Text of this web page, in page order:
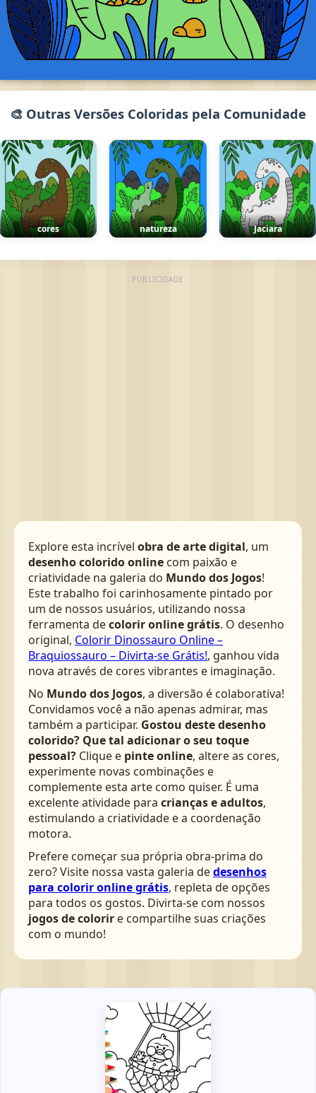
🎨 Outras Versões Coloridas pela Comunidade
cores natureza Jaciara
PUBLICIDADE
Explore esta incrível obra de arte digital, um
desenho colorido online com paixão e
criatividade na galeria do Mundo dos Jogos!
Este trabalho foi carinhosamente pintado por
um de nossos usuários, utilizando nossa
ferramenta decolorir online grátis. O desenho
original, Colorir Dinossauro Online –
Braquiossauro – Divirta-se Grátis!, ganhou vida
nova através de cores vibrantes e imaginação.
No Mundo dos Jogos, a diversão é colaborativa!
Convidamos você a não apenas admirar, mas
também a participar. Gostou deste desenho
colorido? Que tal adicionar o seu toque
pessoal? Clique e pinte online, altere as cores,
experimente novas combinações e
complemente esta arte como quiser. É uma
excelente atividade para crianças e adultos,
estimulando a criatividade e a coordenação
motora.
Prefere começar sua própria obra-prima do
zero? Visite nossa vasta galeria dedesenhos
para colorir online grátis, repleta de opções
para todos os gostos. Divirta-se com nossos
jogos de colorir e compartilhe suas criações
com o mundo!